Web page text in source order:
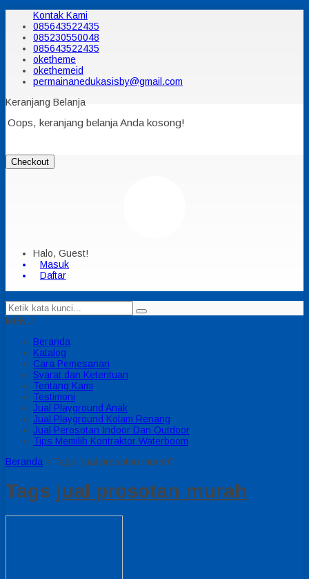
Kontak Kami
085643522435
085230550048
085643522435
oketheme
okethemeid
permainanedukasisby@gmail.com
Keranjang Belanja
Oops, keranjang belanja Anda kosong!
Checkout
Halo, Guest!
Masuk
Daftar
MENU
Beranda
Katalog
Cara Pemesanan
Syarat dan Ketentuan
Tentang Kami
Testimoni
Jual Playground Anak
Jual Playground Kolam Renang
Jual Perosotan Indoor Dan Outdoor
Tips Memilih Kontraktor Waterboom
Beranda » Tags "jual prosotan murah"
Tags jual prosotan murah